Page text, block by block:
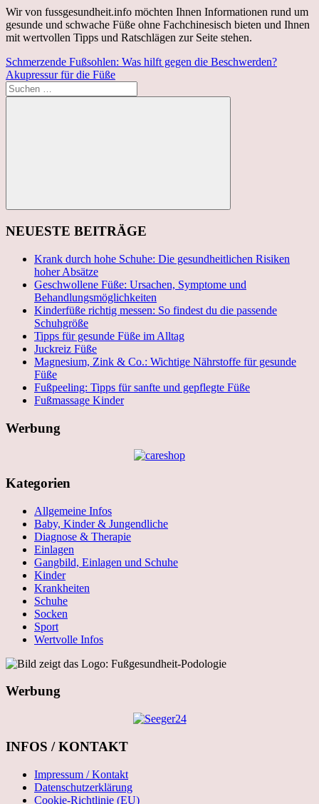
Wir von fussgesundheit.info möchten Ihnen Informationen rund um
gesunde und schwache Füße ohne Fachchinesisch bieten und Ihnen
mit wertvollen Tipps und Ratschlägen zur Seite stehen.
Beitragsnavigation
Vorheriger
Beitrag:
Schmerzende Fußsohlen: Was hilft gegen die Beschwerden?
Nächster
Beitrag:
Akupressur für die Füße
Suchen
nach:
Suchen
NEUESTE BEITRÄGE
Krank durch hohe Schuhe: Die gesundheitlichen Risiken
hoher Absätze
Geschwollene Füße: Ursachen, Symptome und
Behandlungsmöglichkeiten
Kinderfüße richtig messen: So findest du die passende
Schuhgröße
Tipps für gesunde Füße im Alltag
Juckreiz Füße
Magnesium, Zink & Co.: Wichtige Nährstoffe für gesunde
Füße
Fußpeeling: Tipps für sanfte und gepflegte Füße
Fußmassage Kinder
Werbung
Kategorien
Allgemeine Infos
Baby, Kinder & Jungendliche
Diagnose & Therapie
Einlagen
Gangbild, Einlagen und Schuhe
Kinder
Krankheiten
Schuhe
Socken
Sport
Wertvolle Infos
Werbung
INFOS / KONTAKT
Impressum / Kontakt
Datenschutzerklärung
Cookie-Richtlinie (EU)